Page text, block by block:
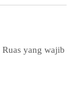
Ruas yang wajib